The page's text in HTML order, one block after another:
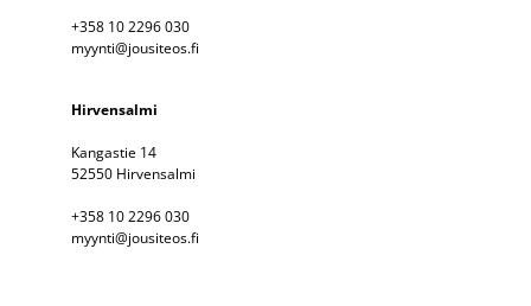
+358 10 2296 030
myynti@jousiteos.fi
Hirvensalmi
Kangastie 14
52550 Hirvensalmi
+358 10 2296 030
myynti@jousiteos.fi